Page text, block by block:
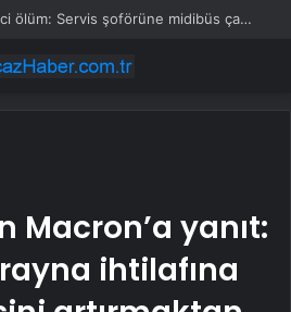
Emniyet şeridinde feci ölüm: Servis şoförüne midibüs çarptı
Macron’a yanıt:
ihtilafına